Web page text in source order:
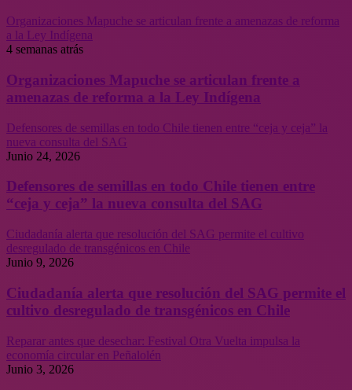
Organizaciones Mapuche se articulan frente a amenazas de reforma
a la Ley Indígena
4 semanas atrás
Organizaciones Mapuche se articulan frente a
amenazas de reforma a la Ley Indígena
Defensores de semillas en todo Chile tienen entre “ceja y ceja” la
nueva consulta del SAG
Junio 24, 2026
Defensores de semillas en todo Chile tienen entre
“ceja y ceja” la nueva consulta del SAG
Ciudadanía alerta que resolución del SAG permite el cultivo
desregulado de transgénicos en Chile
Junio 9, 2026
Ciudadanía alerta que resolución del SAG permite el
cultivo desregulado de transgénicos en Chile
Reparar antes que desechar: Festival Otra Vuelta impulsa la
economía circular en Peñalolén
Junio 3, 2026